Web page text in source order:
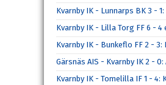
Kvarnby IK - Lunnarps BK 3 -
Kvarnby IK - Lilla Torg FF 6 -
Kvarnby IK - Bunkeflo FF 2 -
Gärsnäs AIS - Kvarnby IK 2 -
Kvarnby IK - Tomelilla IF 1 -